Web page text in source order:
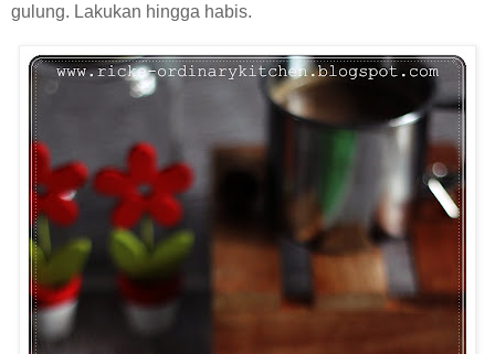
gulung. Lakukan hingga habis.